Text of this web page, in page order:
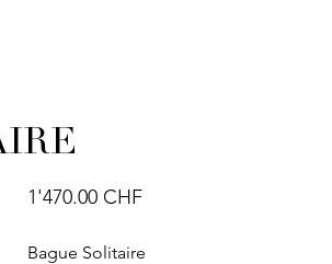
Prix
1'470.00 CHF
Bague Solitaire